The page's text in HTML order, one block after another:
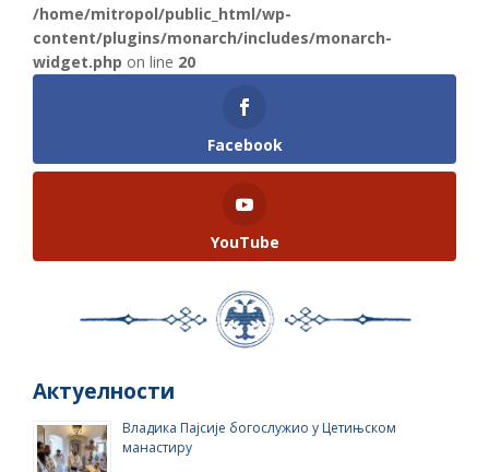
/home/mitropol/public_html/wp-
content/plugins/monarch/includes/monarch-
widget.php on line 20
Facebook
YouTube
Актуелности
Владика Пајсије богослужио у Цетињском
манастиру